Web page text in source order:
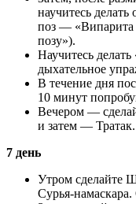
научитесь
поз — «Випарита
позу»).
Научитесь
дыхательное
В течение дня
10 минут
Вечером —
и затем — Тратак.
7 день
Утром сделайте
Сурья-